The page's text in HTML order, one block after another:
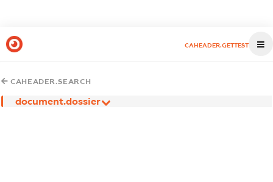
CAHEADER.GETTEST
CAHEADER.SEARCH
document.dossier